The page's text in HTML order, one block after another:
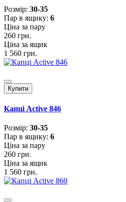
Розмiр: 30-35
Пар в ящику: 6
Ціна за пару
260 грн.
Ціна за ящик
1 560 грн.
Купити
Капці Active 846
Розмiр: 30-35
Пар в ящику: 6
Ціна за пару
260 грн.
Ціна за ящик
1 560 грн.